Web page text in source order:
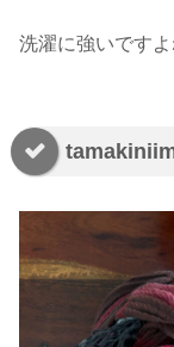
洗濯に強いです